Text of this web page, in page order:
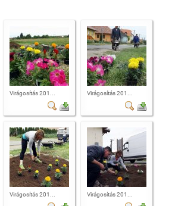
Virágosítás 201... Virágosítás 201...
Virágosítás 201... Virágosítás 201...